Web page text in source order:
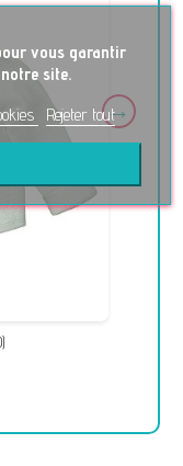
vous garantir
site.
Rejeter tout